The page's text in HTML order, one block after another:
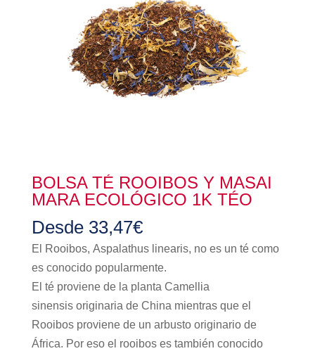
BOLSA TÉ ROOIBOS Y MASAI
MARA ECOLÓGICO 1K TÉO
Desde 33,47€
El Rooibos, Aspalathus linearis, no es un té como
es conocido popularmente.
El té proviene de la planta Camellia
sinensis originaria de China mientras que el
Rooibos proviene de un arbusto originario de
África. Por eso el rooibos es también conocido